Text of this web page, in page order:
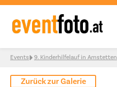
Skip to content
Events 9. Kinderhilfelauf in Amstetten
Zurück zur Galerie